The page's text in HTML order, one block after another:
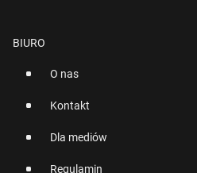
BIURO
O nas
Kontakt
Dla mediów
Regulamin